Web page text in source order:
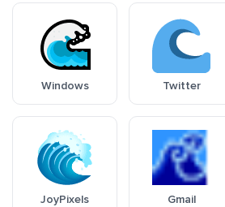
Windows Twitter
JoyPixels Gmail